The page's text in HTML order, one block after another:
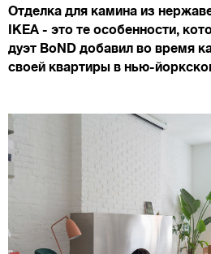
Отделка для камина из
IKEA - это те особенности,
дуэт BoND добавил во время
своей квартиры в нью-